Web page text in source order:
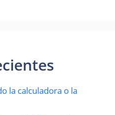
la calculadora o la